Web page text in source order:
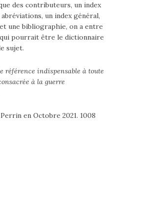
des contributeurs, un index
un index général,
une bibliographie, on a entre
qui pourrait être le dictionnaire
sujet.
référence indispensable à toute
à la guerre
en Octobre 2021. 1008